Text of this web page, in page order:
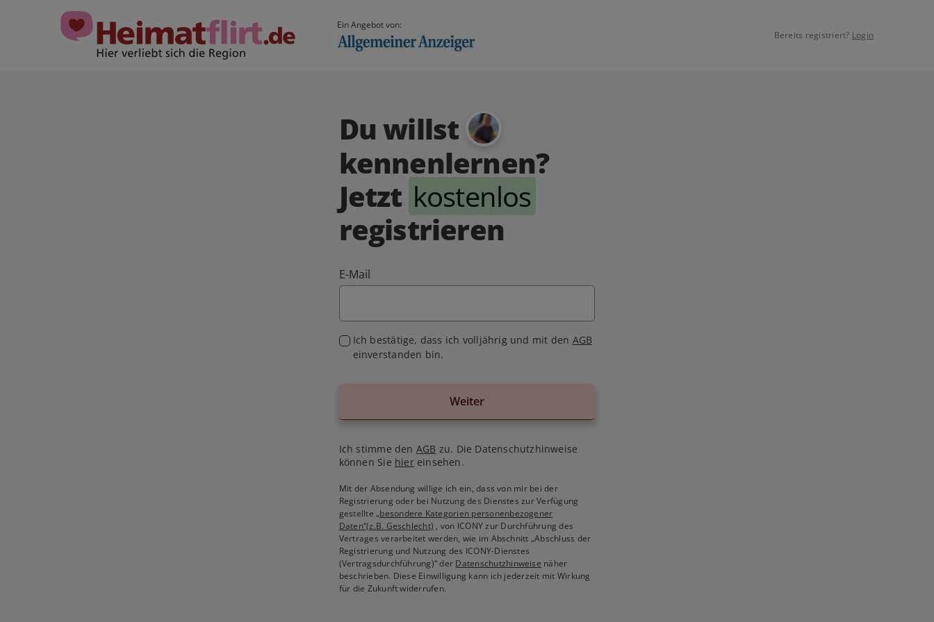
Ein Angebot von:
Bereits registriert? Login
Du willst
kennenlernen?
Jetzt kostenlos
registrieren
E-Mail
Ich bestätige, dass ich volljährig und mit den AGB
einverstanden bin.
Weiter
Ich stimme den AGB zu. Die Datenschutzhinweise
können Sie hiereinsehen.
Mit der Absendung willige ich ein, dass von mir bei der
Registrierung oder bei Nutzung des Dienstes zur Verfügung
gestellte„besondere Kategorien personenbezogener
Daten“(z.B. Geschlecht) , von ICONY zur Durchführung des
Vertrages verarbeitet werden, wie im Abschnitt „Abschluss der
Registrierung und Nutzung des ICONY-Dienstes
(Vertragsdurchführung)“ der Datenschutzhinweise näher
beschrieben. Diese Einwilligung kann ich jederzeit mit Wirkung
für die Zukunft widerrufen.